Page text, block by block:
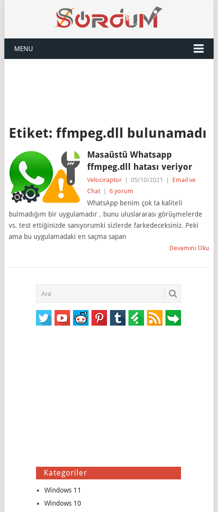
MENU
Etiket: ffmpeg.dll bulunamadı
Masaüstü Whatsapp
ffmpeg.dll hatası veriyor
Velociraptor 05/10/2021
Email ve
Chat
6 yorum
WhatsApp benim çok ta kaliteli
bulmadığım bir uygulamadır , bunu uluslararası görüşmelerde
vs. test ettiğinizde sanıyorumki sizlerde farkedeceksiniz. Peki
ama bu uygulamadaki en saçma sapan
Devamını Oku
Kategoriler
Windows 11
Windows 10